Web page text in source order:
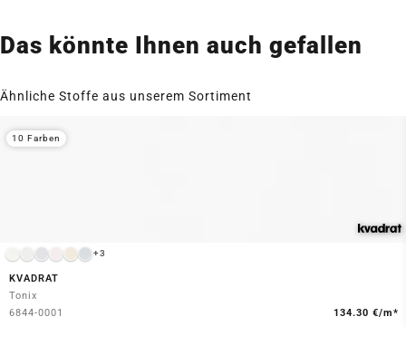
Das könnte Ihnen auch gefallen
Ähnliche Stoffe aus unserem Sortiment
+3
KVADRAT
Tonix
6844-0001
134.30 €/m*
10 Farben